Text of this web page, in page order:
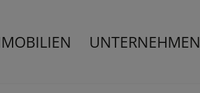
UNTERNEHMEN